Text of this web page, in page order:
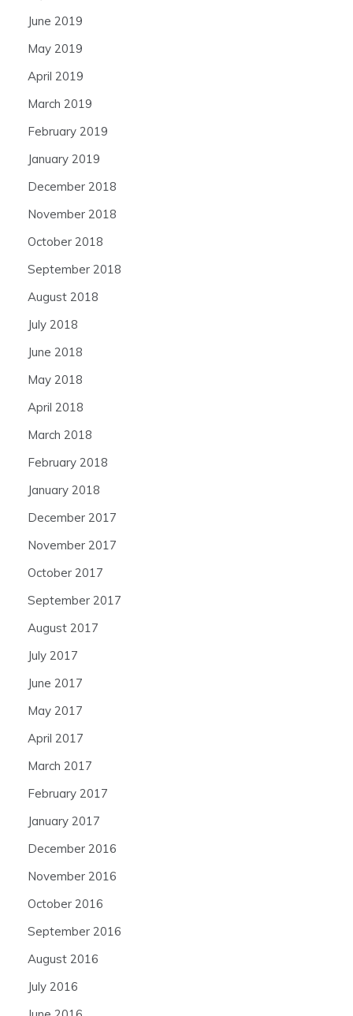
June 2019
May 2019
April 2019
March 2019
February 2019
January 2019
December 2018
November 2018
October 2018
September 2018
August 2018
July 2018
June 2018
May 2018
April 2018
March 2018
February 2018
January 2018
December 2017
November 2017
October 2017
September 2017
August 2017
July 2017
June 2017
May 2017
April 2017
March 2017
February 2017
January 2017
December 2016
November 2016
October 2016
September 2016
August 2016
July 2016